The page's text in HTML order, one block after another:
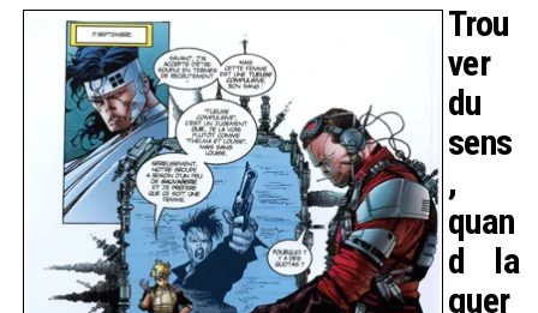
Trou
ver
du
sens
,
quan
d la
guer